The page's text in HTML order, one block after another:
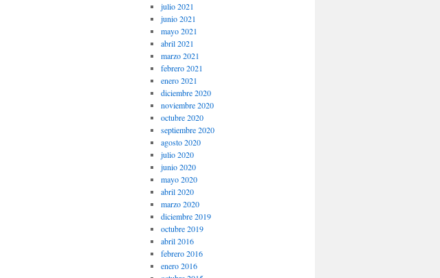
julio 2021
junio 2021
mayo 2021
abril 2021
marzo 2021
febrero 2021
enero 2021
diciembre 2020
noviembre 2020
octubre 2020
septiembre 2020
agosto 2020
julio 2020
junio 2020
mayo 2020
abril 2020
marzo 2020
diciembre 2019
octubre 2019
abril 2016
febrero 2016
enero 2016